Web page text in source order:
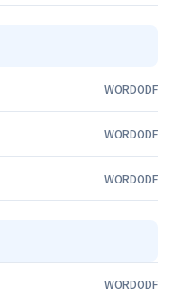
WORDODF
WORDODF
WORDODF
WORDODF